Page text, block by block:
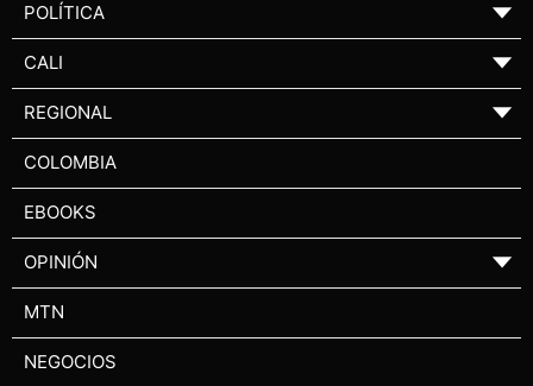
POLÍTICA ▼
CALI ▼
REGIONAL ▼
COLOMBIA
EBOOKS
OPINIÓN ▼
MTN
NEGOCIOS